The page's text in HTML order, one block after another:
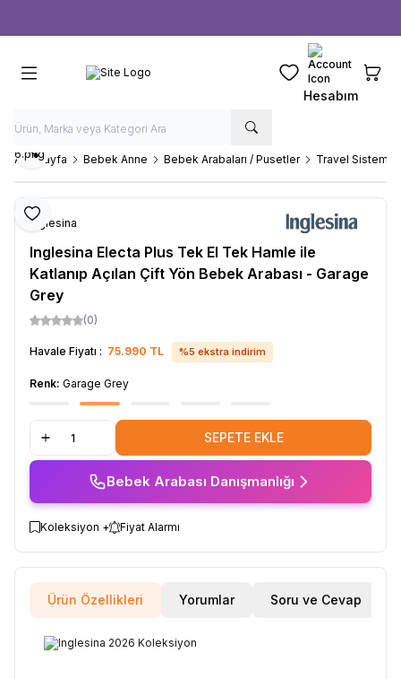
Favorilerim
Hesabım
Ana Sayfa Bebek Anne Bebek Arabaları / Pusetler Travel Sistem
Favoriye Ekle
Paylaş
Inglesina
Inglesina Electa Plus Tek El Tek Hamle ile
Katlanıp Açılan Çift Yön Bebek Arabası - Garage
Grey
(0)
Havale Fiyatı : 75.990 TL %5 ekstra indirim
Renk: Garage Grey
SEPETE EKLE
Bebek Arabası Danışmanlığı
Koleksiyon + Fiyat Alarmı
Ürün Özellikleri Yorumlar Soru ve Cevap